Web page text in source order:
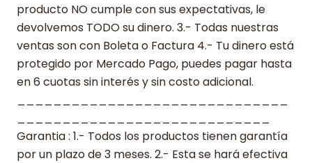
producto NO cumple con sus expectativas, le
devolvemos TODO su dinero. 3.- Todas nuestras
ventas son con Boleta o Factura 4.- Tu dinero está
protegido por Mercado Pago, puedes pagar hasta
en 6 cuotas sin interés y sin costo adicional.
Garantia : 1.- Todos los productos tienen garantía
por un plazo de 3 meses. 2.- Esta se hará efectiva